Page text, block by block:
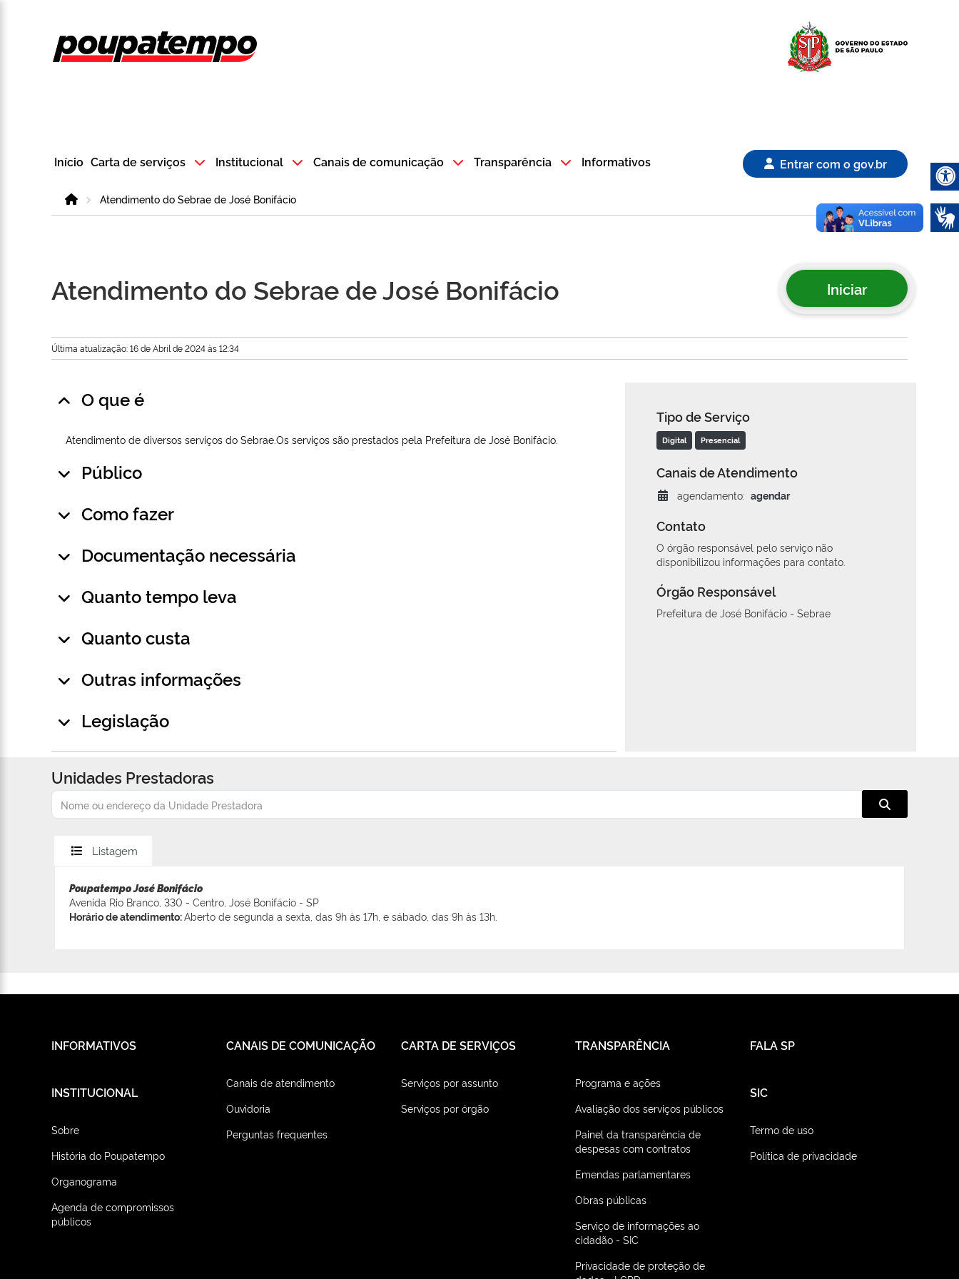
Logo do Poupatempo SP GOV BR direciona para a página inicial
Início Carta de serviços Institucional Canais de comunicação Transparência Informativos Entrar com o gov.br
HomeAtendimento do Sebrae de José Bonifácio
Atendimento do Sebrae de José Bonifácio Iniciar
Última atualização: 16 de Abril de 2024 às 12:34
O que é
Atendimento de diversos serviços do Sebrae.Os serviços são prestados pela Prefeitura de José Bonifácio.
Público
Como fazer
Documentação necessária
Quanto tempo leva
Quanto custa
Outras informações
Legislação
Tipo de Serviço
Digital Presencial
Canais de Atendimento
agendamento: agendar
Contato
O órgão responsável pelo serviço não
disponibilizou informações para contato.
Órgão Responsável
Prefeitura de José Bonifácio - Sebrae
Unidades Prestadoras
Listagem
Poupatempo José Bonifácio
Avenida Rio Branco, 330 - Centro, José Bonifácio - SP
Horário de atendimento:Aberto de segunda a sexta, das 9h às 17h, e sábado, das 9h às 13h.
INFORMATIVOS CANAIS DE COMUNICAÇÃO
Canais de atendimento
Ouvidoria
Perguntas frequentes
CARTA DE SERVIÇOS
Serviços por assunto
Serviços por órgão
TRANSPARÊNCIA
Programa e ações
Avaliação dos serviços públicos
Painel da transparência de
despesas com contratos
Emendas parlamentares
Obras públicas
Serviço de informações ao
cidadão - SIC
Privacidade de proteção de
FALA SP
INSTITUCIONAL
Sobre
História do Poupatempo
Organograma
Agenda de compromissos
públicos
SIC
Termo de uso
Política de privacidade